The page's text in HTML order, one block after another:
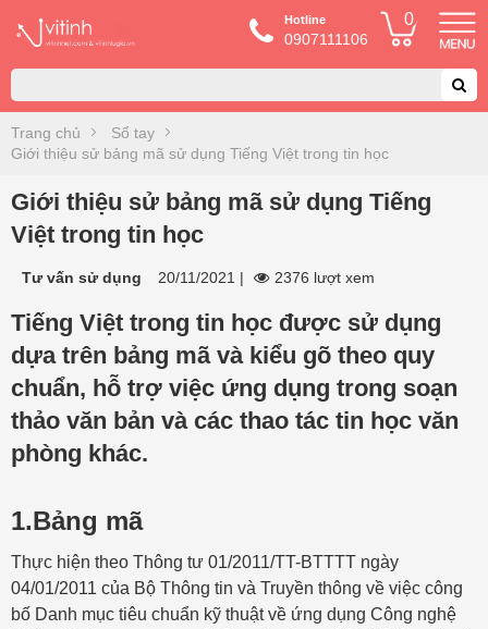
Hotline
0907111106
0
Trang chủ
Sổ tay
Giới thiệu sử bảng mã sử dụng Tiếng Việt trong tin học
Giới thiệu sử bảng mã sử dụng Tiếng
Việt trong tin học
Tư vấn sử dụng 20/11/2021 | 2376 lượt xem
Tiếng Việt trong tin học được sử dụng
dựa trên bảng mã và kiểu gõ theo quy
chuẩn, hỗ trợ việc ứng dụng trong soạn
thảo văn bản và các thao tác tin học văn
phòng khác.
1.Bảng mã
Thực hiện theo Thông tư 01/2011/TT-BTTTT ngày
04/01/2011 của Bộ Thông tin và Truyền thông về việc công
bố Danh mục tiêu chuẩn kỹ thuật về ứng dụng Công nghệ